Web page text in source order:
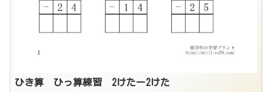
ひき算 ひっ算練習 2けたー2けた